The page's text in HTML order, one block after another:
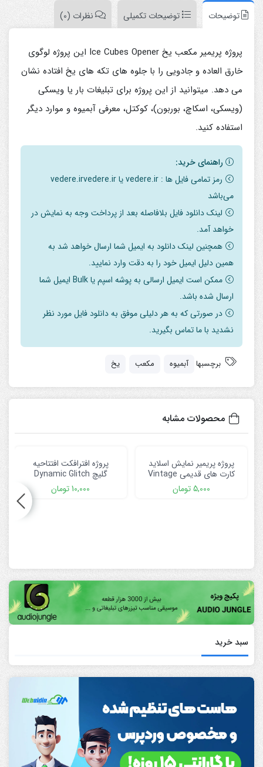
توضیحات توضیحات تکمیلی نظرات (0)
پروژه پریمیر مکعب یخ Ice Cubes Opener این پروژه لوگوی
خارق العاده و جادویی را با جلوه های تکه های یخ افتاده نشان
می دهد. میتوانید از این پروژه برای تبلیغات بار یا ویسکی
(ویسکی، اسکاچ، بوربون)، کوکتل، معرفی آبمیوه و موارد دیگر
استفاده کنید.
راهنمای خرید:
می‌باشد
لینک دانلود فایل بلافاصله بعد از پرداخت وجه به نمایش در
خواهد آمد.
همچنین لینک دانلود به ایمیل شما ارسال خواهد شد به
همین دلیل ایمیل خود را به دقت وارد نمایید.
ممکن است ایمیل ارسالی به پوشه اسپم یا Bulk ایمیل شما
ارسال شده باشد.
در صورتی که به هر دلیلی موفق به دانلود فایل مورد نظر
نشدید با ما تماس بگیرید.
برچسبها آبمیوه مکعب یخ
محصولات مشابه
پروژه پریمیر نمایش اسلاید
کارت های قدیمی Vintage
Cards Slideshow
5,000تومان
پروژه افترافکت افتتاحیه
گلیچ Dynamic Glitch
Opener10,000تومان
سبد خرید